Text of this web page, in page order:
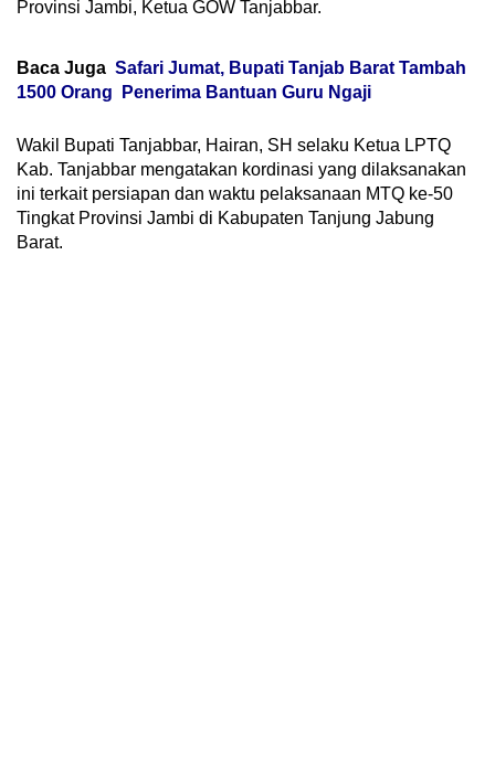
Provinsi Jambi, Ketua GOW Tanjabbar.
Baca Juga Safari Jumat, Bupati Tanjab Barat Tambah
1500 Orang Penerima Bantuan Guru Ngaji
Wakil Bupati Tanjabbar, Hairan, SH selaku Ketua LPTQ
Kab. Tanjabbar mengatakan kordinasi yang dilaksanakan
ini terkait persiapan dan waktu pelaksanaan MTQ ke-50
Tingkat Provinsi Jambi di Kabupaten Tanjung Jabung
Barat.